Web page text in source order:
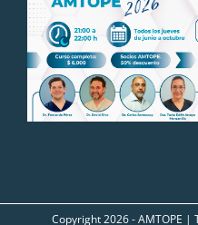
Copyright2026 - AMTOPE |